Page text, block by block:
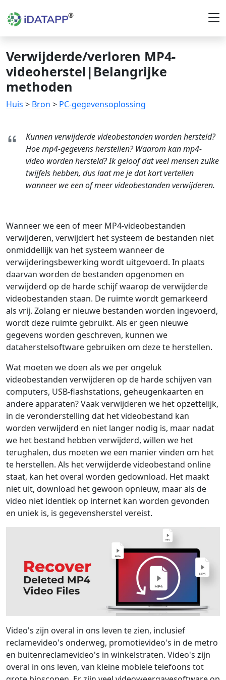
Verwijderde/verloren MP4-
videoherstel|Belangrijke
methoden
Huis > Bron > PC-gegevensoplossing
Kunnen verwijderde videobestanden worden hersteld?
Hoe mp4-gegevens herstellen? Waarom kan mp4-
video worden hersteld? Ik geloof dat veel mensen zulke
twijfels hebben, dus laat me je dat kort vertellen
wanneer we een of meer videobestanden verwijderen.
Wanneer we een of meer MP4-videobestanden
verwijderen, verwijdert het systeem de bestanden niet
onmiddellijk van het systeem wanneer de
verwijderingsbewerking wordt uitgevoerd. In plaats
daarvan worden de bestanden opgenomen en
verwijderd op de harde schijf waarop de verwijderde
videobestanden staan. De ruimte wordt gemarkeerd
als vrij. Zolang er nieuwe bestanden worden ingevoerd,
wordt deze ruimte gebruikt. Als er geen nieuwe
gegevens worden geschreven, kunnen we
dataherstelsoftware gebruiken om deze te herstellen.
Wat moeten we doen als we per ongeluk
videobestanden verwijderen op de harde schijven van
computers, USB-flashstations, geheugenkaarten en
andere apparaten? Vaak verwijderen we het opzettelijk,
in de veronderstelling dat het videobestand kan
worden verwijderd en niet langer nodig is, maar nadat
we het bestand hebben verwijderd, willen we het
terughalen, dus moeten we een manier vinden om het
te herstellen. Als het verwijderde videobestand online
staat, kan het overal worden gedownload. Het maakt
niet uit, download het gewoon opnieuw, maar als de
video niet identiek op internet kan worden gevonden
en uniek is, is gegevensherstel vereist.
Video's zijn overal in ons leven te zien, inclusief
reclamevideo's onderweg, promotievideo's in de metro
en buitenreclamevideo's in winkelstraten. Video's zijn
overal in ons leven, van kleine mobiele telefoons tot